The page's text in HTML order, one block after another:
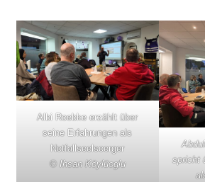
Albi Roebke erzählt über
seine Erfahrungen als
Notfallseelsoerger
© Ihsan Köylüoglu
spricht